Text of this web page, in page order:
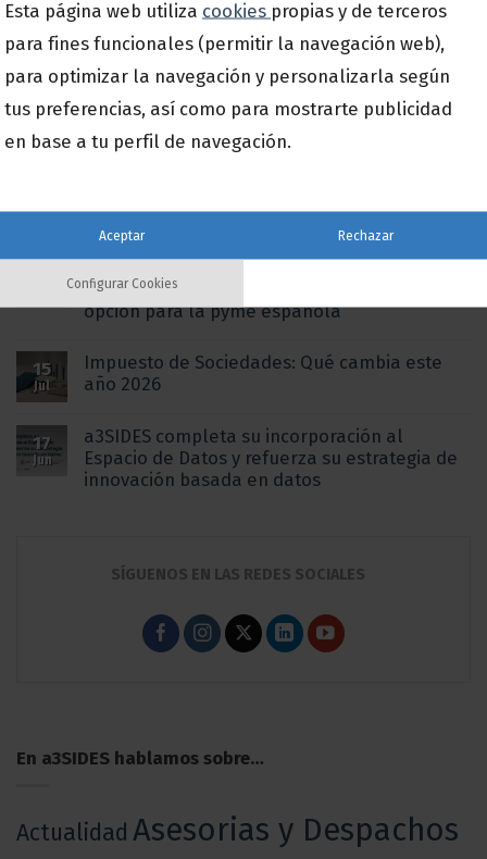
Publicaciones Recientes
gestión laboral
digitalización de procesos ya no es una
opción para la pyme española
15
Jul
Impuesto de Sociedades: Qué cambia este
año 2026
17
Jun
a3SIDES completa su incorporación al
Espacio de Datos y refuerza su estrategia de
innovación basada en datos
SÍGUENOS EN LAS REDES SOCIALES
En a3SIDES hablamos sobre…
Actualidad Asesorias y Despachos
Esta página web utiliza cookies propias y de terceros
para fines funcionales (permitir la navegación web),
para optimizar la navegación y personalizarla según
tus preferencias, así como para mostrarte publicidad
en base a tu perfil de navegación.
Aceptar Rechazar
Configurar Cookies